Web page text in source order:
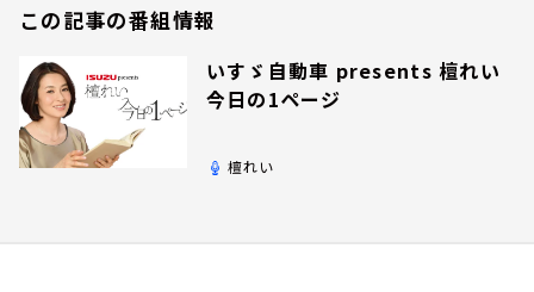
この記事の番組情報
いすゞ自動車 presents 檀れい
今日の1ページ
檀れい